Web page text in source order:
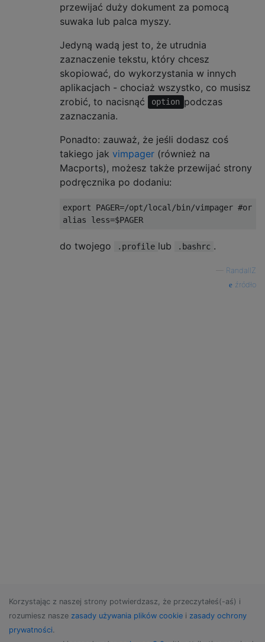
przewijać duży dokument za pomocą
suwaka lub palca myszy.
Jedyną wadą jest to, że utrudnia
zaznaczenie tekstu, który chcesz
skopiować, do wykorzystania w innych
aplikacjach - chociaż wszystko, co musisz
zrobić, to nacisnąć
option podczas
zaznaczania.
Ponadto: zauważ, że jeśli dodasz coś
takiego jak vimpager (również na
Macports), możesz także przewijać strony
podręcznika po dodaniu:
export PAGER=/opt/local /bin/vimpager #or
alias less=$PAGER
do twojego .profile lub .bashrc .
RandallZ
źródło
Korzystając z naszej strony potwierdzasz, że przeczytałeś(-aś) i
rozumiesz nasze zasady używania plików cookie i zasady ochrony
prywatności.